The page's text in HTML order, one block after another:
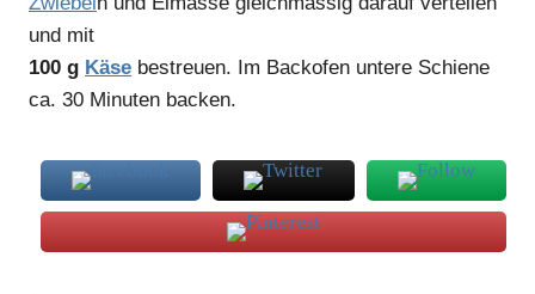
und mit
100 g Käse bestreuen. Im Backofen untere Schiene
ca. 30 Minuten backen.